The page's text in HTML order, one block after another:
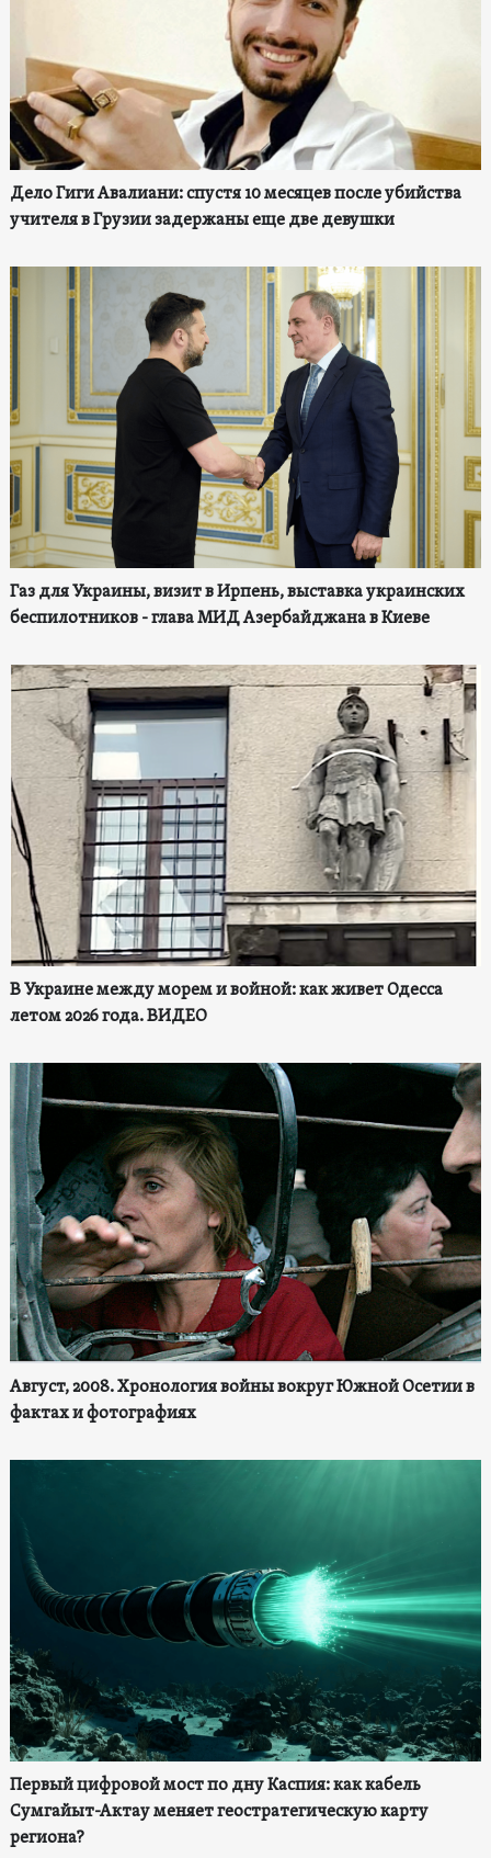
Дело Гиги Авалиани: спустя 10 месяцев после убийства
учителя в Грузии задержаны еще две девушки
Газ для Украины, визит в Ирпень, выставка украинских
беспилотников - глава МИД Азербайджана в Киеве
В Украине между морем и войной: как живет Одесса
летом 2026 года. ВИДЕО
Август, 2008. Хронология войны вокруг Южной Осетии в
фактах и фотографиях
Первый цифровой мост по дну Каспия: как кабель
Сумгайыт-Актау меняет геостратегическую карту
региона?